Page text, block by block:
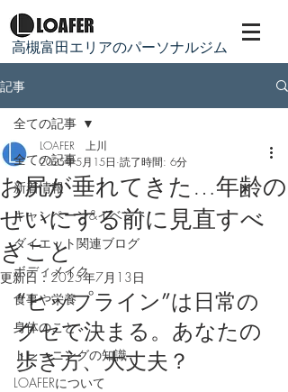
​高槻富田エリアのパーソナルジム
記事
全ての記事
新着情報
キャンペーン&イベント
ダイエット関連ブログ
ボディメイク
食事や栄養
身体のこと
トレーニングの知識
LOAFERについて
全ての記事
お尻が垂れてきた…年齢の
せいにする前に見直すべ
きこと
LOAFER 上川
2025年5月15日 読了時間: 6分
更新日： 2025年7月13日
“ヒップライン”は日常の
クセで決まる。あなたの
歩き方、大丈夫？